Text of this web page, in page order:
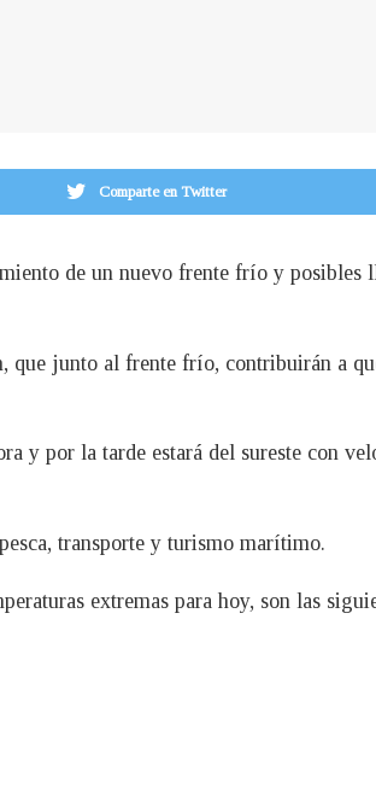
Comparte en Twitter
de un nuevo frente frío y posibles
que junto al frente frío, contribuirán a
y por la tarde estará del sureste con
transporte y turismo marítimo.
extremas para hoy, son las